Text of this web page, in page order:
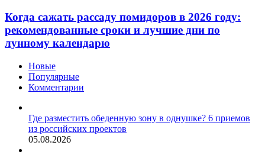
Когда сажать рассаду помидоров в 2026 году:
рекомендованные сроки и лучшие дни по
лунному календарю
Новые
Популярные
Комментарии
Где разместить обеденную зону в однушке? 6 приемов
из российских проектов
05.08.2026